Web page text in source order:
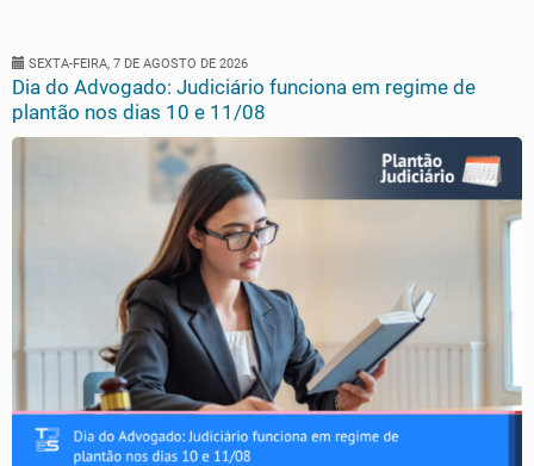
SEXTA-FEIRA, 7 DE AGOSTO DE 2026
Dia do Advogado: Judiciário funciona em regime de
plantão nos dias 10 e 11/08